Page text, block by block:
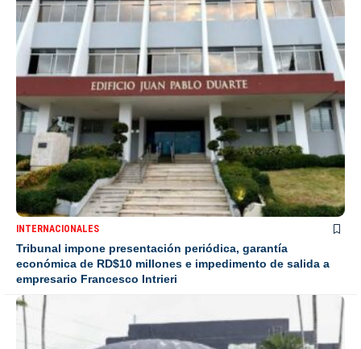
INTERNACIONALES
Tribunal impone presentación periódica, garantía
económica de RD$10 millones e impedimento de salida a
empresario Francesco Intrieri